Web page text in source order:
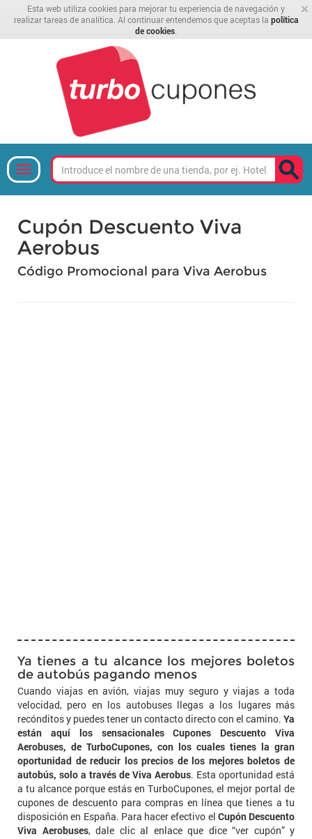
×
Esta web utiliza cookies para mejorar tu experiencia de navegación y
realizar tareas de analítica. Al continuar entendemos que aceptas la política
de cookies
Cupón Descuento Viva
Aerobus
Código Promocional para Viva Aerobus
Ya tienes a tu alcance los mejores boletos
de autobús pagando menos
Cuando viajas en avión, viajas muy seguro y viajas a toda
velocidad, pero en los autobuses llegas a los lugares más
recónditos y puedes tener un contacto directo con el camino. Ya
están aquí los sensacionales Cupones Descuento Viva
Aerobuses, de TurboCupones, con los cuales tienes la gran
oportunidad de reducir los precios de los mejores boletos de
autobús, solo a través de Viva Aerobus. Esta oportunidad está
a tu alcance porque estás en TurboCupones, el mejor portal de
cupones de descuento para compras en línea que tienes a tu
disposición en España. Para hacer efectivo el Cupón Descuento
Viva Aerobuses, dale clic al enlace que dice “ver cupón” y